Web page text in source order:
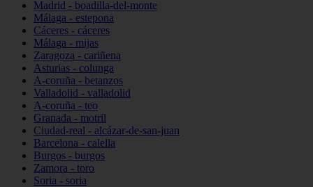
Madrid - boadilla-del-monte
Málaga - estepona
Cáceres - cáceres
Málaga - mijas
Zaragoza - cariñena
Asturias - colunga
A-coruña - betanzos
Valladolid - valladolid
A-coruña - teo
Granada - motril
Ciudad-real - alcázar-de-san-juan
Barcelona - calella
Burgos - burgos
Zamora - toro
Soria - soria